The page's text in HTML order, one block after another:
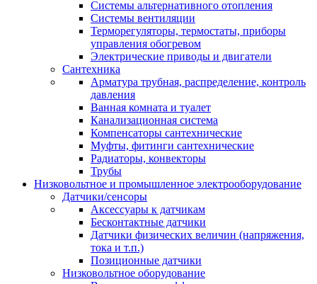
Системы альтернативного отопления
Системы вентиляции
Терморегуляторы, термостаты, приборы
управления обогревом
Электрические приводы и двигатели
Сантехника
Арматура трубная, распределение, контроль
давления
Ванная комната и туалет
Канализационная система
Компенсаторы сантехнические
Муфты, фитинги сантехнические
Радиаторы, конвекторы
Трубы
Низковольтное и промышленное электрооборудование
Датчики/сенсоры
Аксессуары к датчикам
Бесконтактные датчики
Датчики физических величин (напряжения,
тока и т.п.)
Позиционные датчики
Низковольтное оборудование